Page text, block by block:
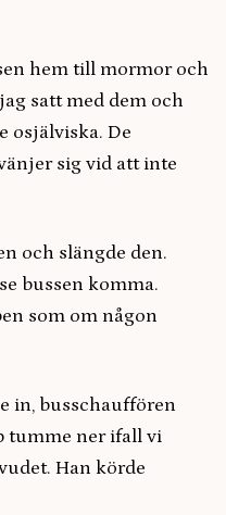
hem till mormor och
satt med dem och
osjälviska. De
sig vid att inte
och slängde den.
bussen komma.
som om någon
in, busschauffören
tumme ner ifall vi
Han körde